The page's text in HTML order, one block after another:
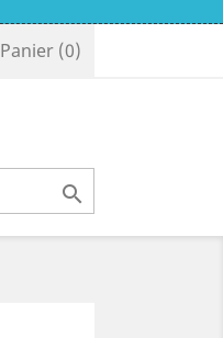
Panier (0)
